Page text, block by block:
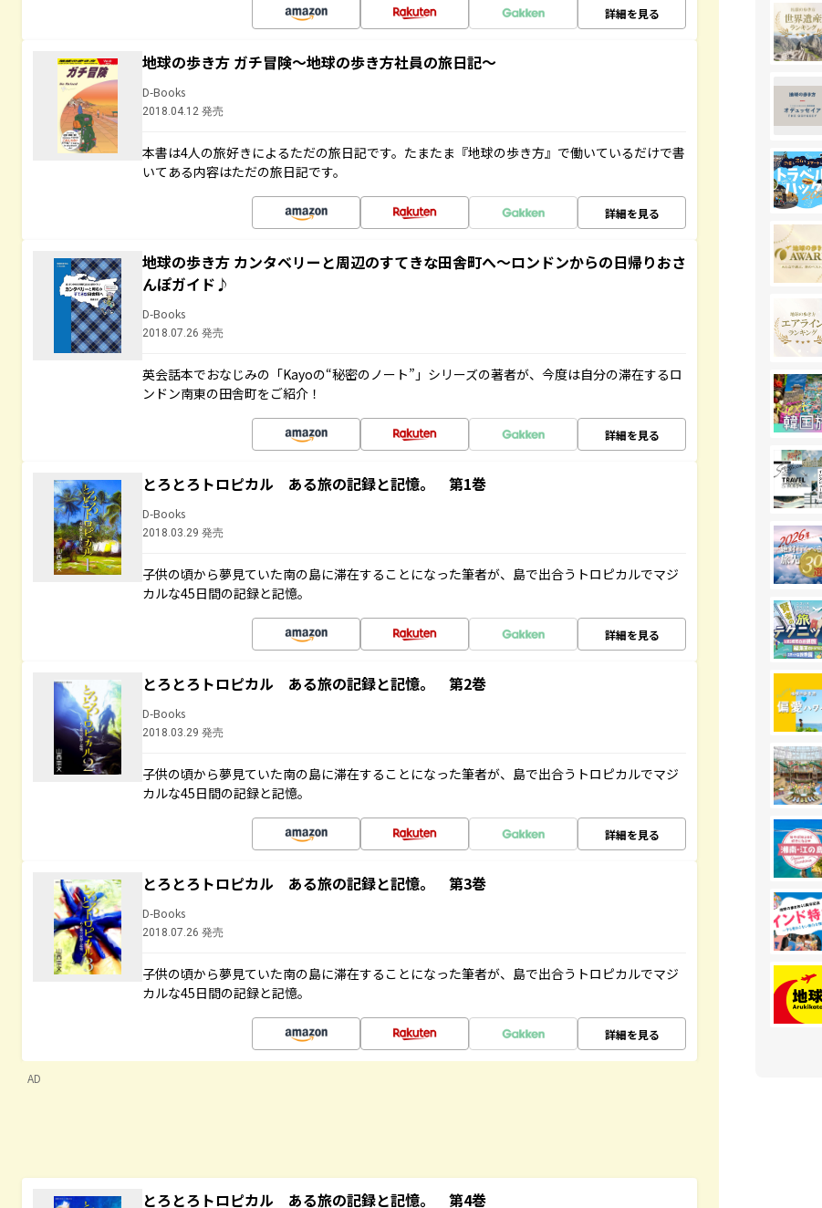
詳細を見る
地球の歩き方 ガチ冒険～地球の歩き方社員の旅日記～
D-Books
2018.04.12 発売
本書は4人の旅好きによるただの旅日記です。たまたま『地球の歩き方』で働いているだけで書
いてある内容はただの旅日記です。
詳細を見る
地球の歩き方 カンタベリーと周辺のすてきな田舎町へ～ロンドンからの日帰りおさ
んぽガイド♪
D-Books
2018.07.26 発売
英会話本でおなじみの「Kayoの“秘密のノート”」シリーズの著者が、今度は自分の滞在するロ
ンドン南東の田舎町をご紹介！
詳細を見る
とろとろトロピカル ある旅の記録と記憶。 第1巻
D-Books
2018.03.29 発売
子供の頃から夢見ていた南の島に滞在することになった筆者が、島で出合うトロピカルでマジ
カルな45日間の記録と記憶。
詳細を見る
とろとろトロピカル ある旅の記録と記憶。 第2巻
D-Books
2018.03.29 発売
子供の頃から夢見ていた南の島に滞在することになった筆者が、島で出合うトロピカルでマジ
カルな45日間の記録と記憶。
詳細を見る
とろとろトロピカル ある旅の記録と記憶。 第3巻
D-Books
2018.07.26 発売
子供の頃から夢見ていた南の島に滞在することになった筆者が、島で出合うトロピカルでマジ
カルな45日間の記録と記憶。
詳細を見る
AD
とろとろトロピカル ある旅の記録と記憶。 第4巻